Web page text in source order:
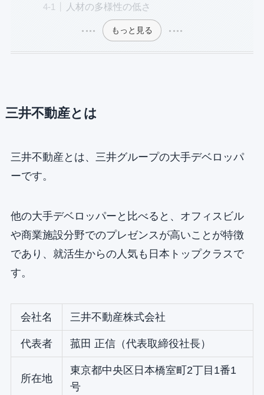
人材の多様性の低さ
もっと見る
三井不動産とは
三井不動産とは、三井グループの大手デベロッパ
ーです。
他の大手デベロッパーと比べると、オフィスビル
や商業施設分野でのプレゼンスが高いことが特徴
であり、就活生からの人気も日本トップクラスで
す。
会社名 三井不動産株式会社
代表者 菰田 正信（代表取締役社長）
所在地
東京都中央区日本橋室町2丁目1番1
号